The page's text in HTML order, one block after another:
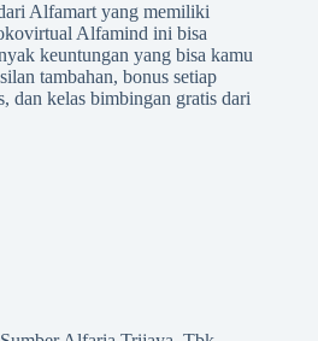
Alfamart yang memiliki
Alfamind ini bisa
keuntungan yang bisa kamu
tambahan, bonus setiap
dan kelas bimbingan gratis dari